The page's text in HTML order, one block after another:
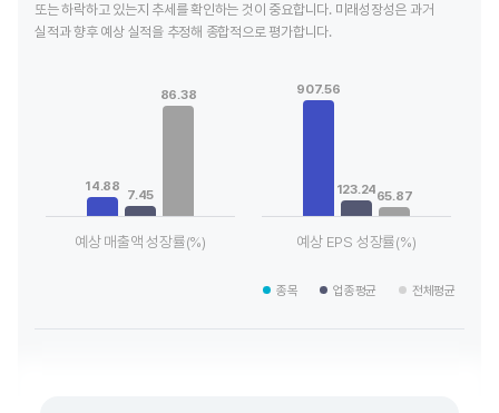
또는 하락하고 있는지 추세를 확인하는 것이 중요합니다. 미래성장성은 과거
실적과 향후 예상 실적을 추정해 종합적으로 평가합니다.
View as data table, Chart
14.88
7.45
86.38
예상 매출액 성장률(%)
Bar chart with 3 data series.
View as data table, Chart
907.56
123.2465.87
예상 EPS 성장률(%)
종목 업종평균 전체평균